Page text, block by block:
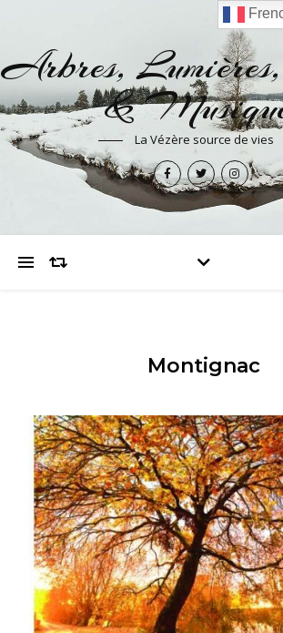
Arbres,
&
La Vézère source de vies
Montignac